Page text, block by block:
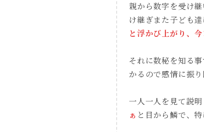
親から数字を受け
け継ぎまた子ども
と浮かび上がり、
それに数秘を知る
かるので感情に振
一人一人を見て説
ぁ と目から鱗で、